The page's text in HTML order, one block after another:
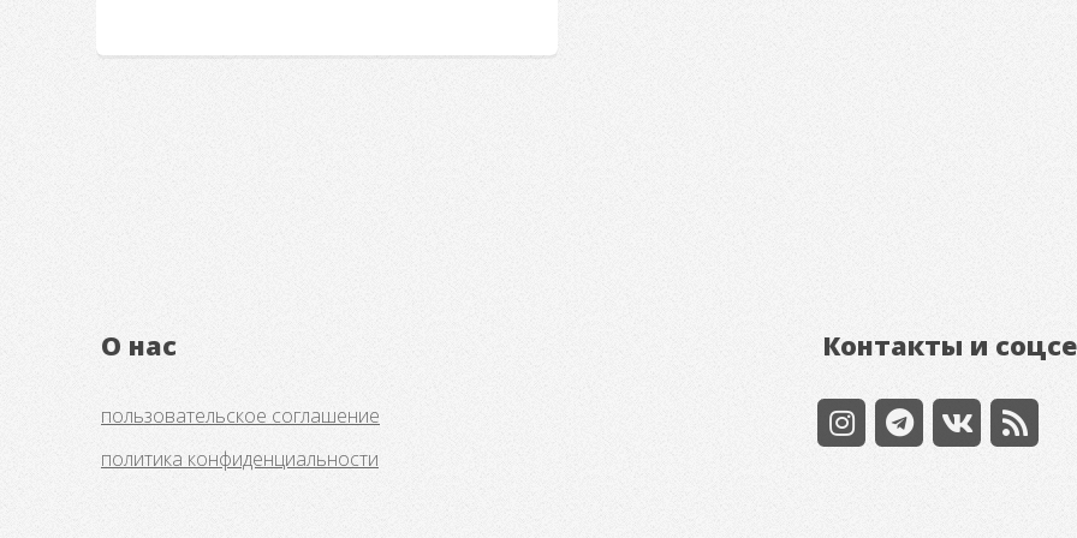
О нас
пользовательское соглашение
политика конфиденциальности
Контакты и